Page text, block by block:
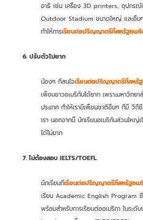
อาธิ เช่น เครื่อง 3D printers, อุปกร
Outdoor Stadium ขนาดใหญ่ และอื่น
ทำให้การเรียนต่อปริญญาตรีที่สหรัฐอเมริ
6.ปรับตัวไม่ยาก
น้องๆ ที่สนใจเรียนต่อปริญญาตรีที่สหรัฐ
เพื่อนชาวอเมริกันได้ยาก เพราะมหาวิทย
ประเทศ ทำให้เรามีเพื่อนชาติอื่นๆ ที่มี วิ
เรา นอกจากนี้ นักเรียนอเมริกันส่วนให
ได้ไม่ยาก
7. ไม่ต้องสอบ IELTS/TOEFL
นักเรียนที่เรียนต่อปริญญาตรีที่สหรัฐอเม
เรียน Academic English Program ซึ่
พร้อมสำหรับการเรียนต่ออเมริกา ในร